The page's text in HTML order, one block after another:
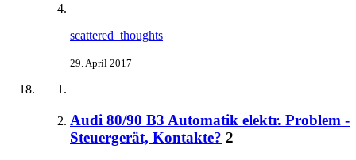
scattered_thoughts
29. April 2017
Audi 80/90 B3 Automatik elektr. Problem -
Steuergerät, Kontakte? 2